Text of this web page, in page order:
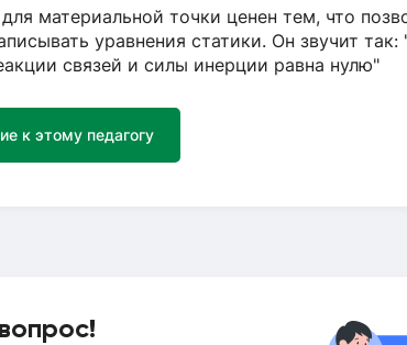
материальной точки ценен тем, что
уравнения статики. Он звучит
связей и силы инерции равна нулю"
к этому педагогу